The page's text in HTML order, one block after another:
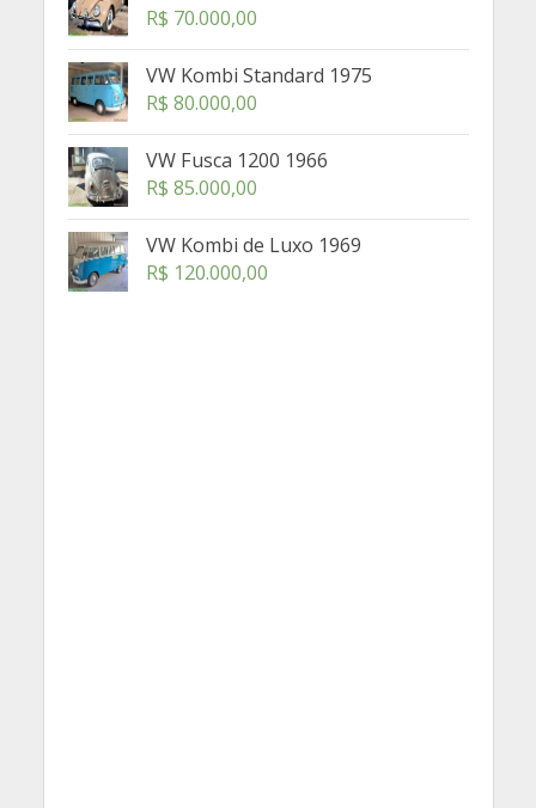
R$ 70.000,00
VW Kombi Standard 1975
R$ 80.000,00
VW Fusca 1200 1966
R$ 85.000,00
VW Kombi de Luxo 1969
R$ 120.000,00